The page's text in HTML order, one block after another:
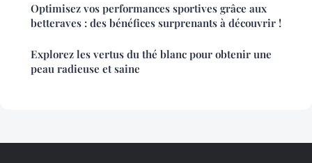
Optimisez vos performances sportives grâce aux
betteraves : des bénéfices surprenants à découvrir !
Explorez les vertus du thé blanc pour obtenir une
peau radieuse et saine